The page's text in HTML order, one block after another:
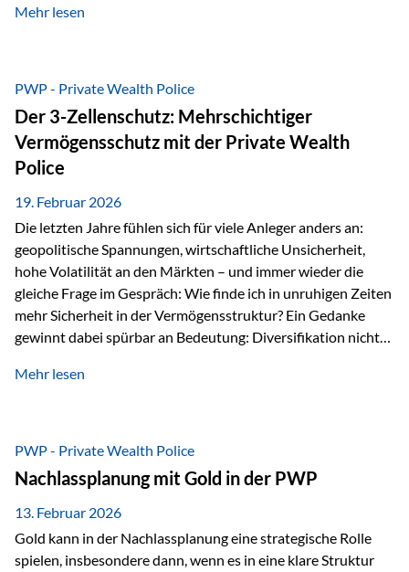
Dynamik in das Jahr 2026 gestartet. Zwischen dem
Währungen: +11,5 % Bereits 2025 war ein außergewöhnlich
starkes Jahr: +64,4 % in USD Durchschnitt über alle
Währungen: +56,6 % Langfristig zeigt sich ebenfalls ein
solides…
Mehr lesen
PWP - Private Wealth Police
Der 3-Zellenschutz: Mehrschichtiger
Vermögensschutz mit der Private Wealth
Police
19. Februar 2026
Die letzten Jahre fühlen sich für viele Anleger anders an:
geopolitische Spannungen, wirtschaftliche Unsicherheit,
hohe Volatilität an den Märkten – und immer wieder die
gleiche Frage im Gespräch: Wie finde ich in unruhigen Zeiten
mehr Sicherheit in der Vermögensstruktur? Ein Gedanke
gewinnt dabei spürbar an Bedeutung: Diversifikation nicht
Wer Vermögen ausschließlich in einem Rechtsraum
Liechtenstein eine Rolle spielen: außerhalb der EU, ohne
Euro, mit einem eigenständigen Rechts- und Finanzplatz.
Und genau an dieser Stelle setzt der 3-Zellenschutz an –…
Mehr lesen
PWP - Private Wealth Police
Nachlassplanung mit Gold in der PWP
13. Februar 2026
Gold kann in der Nachlassplanung eine strategische Rolle
spielen, insbesondere dann, wenn es in eine klare Struktur